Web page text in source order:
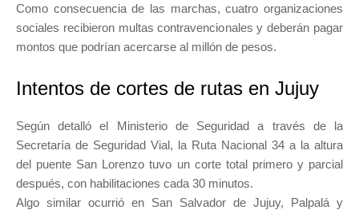
Como consecuencia de las marchas, cuatro organizaciones
sociales recibieron multas contravencionales y deberán pagar
montos que podrían acercarse al millón de pesos.
Intentos de cortes de rutas en Jujuy
Según detalló el Ministerio de Seguridad a través de la
Secretaría de Seguridad Vial, la Ruta Nacional 34 a la altura
del puente San Lorenzo tuvo un corte total primero y parcial
después, con habilitaciones cada 30 minutos.
Algo similar ocurrió en San Salvador de Jujuy, Palpalá y